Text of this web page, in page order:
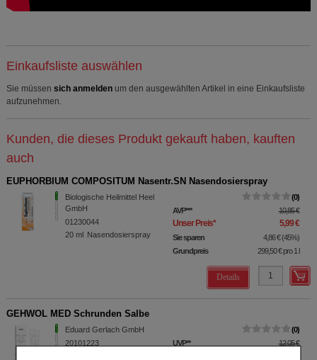
Einkaufsliste auswählen
Sie müssen sich anmelden um den ausgewählten Artikel in eine Einkaufsliste
aufzunehmen.
Kunden, die dieses Produkt gekauft haben, kauften
auch
EUPHORBIUM COMPOSITUM Nasentr.SN Nasendosierspray
Biologische Heilmittel Heel
GmbH
01230044
20 ml Nasendosierspray
0
AVP*** 10,85 €
Unser Preis* 5,99 €
Sie sparen 4,86 € (45%)
Grundpreis
299,50 €pro 1 l
Details
GEHWOL MED Schrunden Salbe
Eduard Gerlach GmbH
20101223
0
UVP** 12,05 €